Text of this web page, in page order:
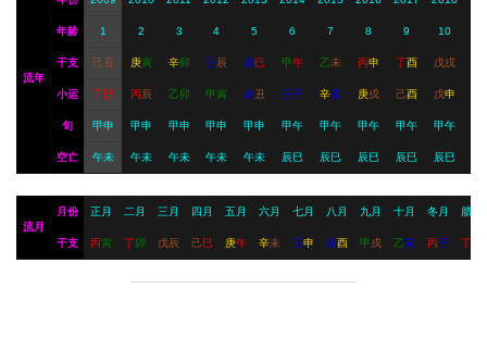
流年
年龄 1 2 3 4 5 6 7 8 9 10
干支 己丑 庚寅 辛卯 壬辰 癸巳 甲午 乙未 丙申 丁酉 戊戌
小运 丁巳 丙辰 乙卯 甲寅 癸丑 壬子 辛亥 庚戌 己酉 戊申
旬 甲申 甲申 甲申 甲申 甲申 甲午 甲午 甲午 甲午 甲午
空亡 午未 午未 午未 午未 午未 辰巳 辰巳 辰巳 辰巳 辰巳
流月
月份 正月 二月 三月 四月 五月 六月 七月 八月 九月 十月 冬月 腊月
干支 丙寅 丁卯 戊辰 己巳 庚午 辛未 壬申 癸酉 甲 戌 乙亥 丙子 丁